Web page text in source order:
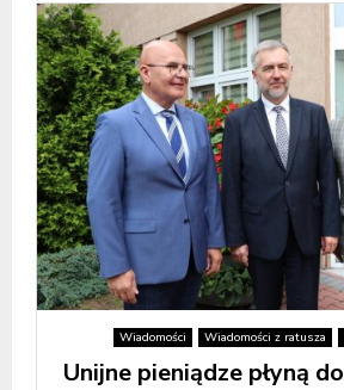
Wiadomości Wiadomości z ratusza
Unijne pieniądze płyną